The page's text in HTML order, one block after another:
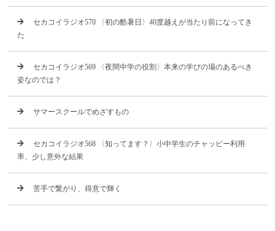
セカコイラジオ570 〈初の酷暑日〉40度越えが当たり前になってき
た
セカコイラジオ569 〈夜間中学の役割〉本来の学びの場のあるべき
姿なのでは？
サマースクールでめざすもの
セカコイラジオ568 〈知ってます？〉小中学生のチャッピー利用
率、少し意外な結果
苦手で繋がり、得意で輝く